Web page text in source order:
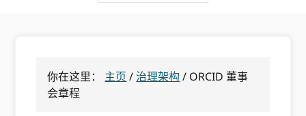
你在这里： 主页 / 治理架构 / ORCID 董事
会章程